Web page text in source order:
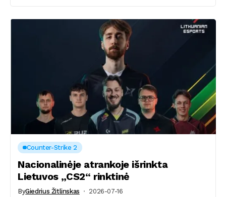
Counter-Strike 2
Nacionalinėje atrankoje išrinkta
Lietuvos „CS2“ rinktinė
ByGiedrius Žitlinskas 2026-07-16